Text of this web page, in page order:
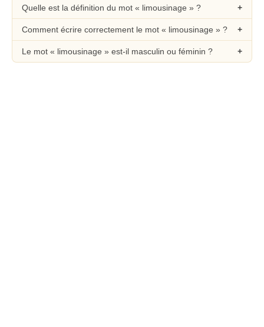
Quelle est la définition du mot « limousinage » ?
Comment écrire correctement le mot « limousinage » ?
Le mot « limousinage » est-il masculin ou féminin ?